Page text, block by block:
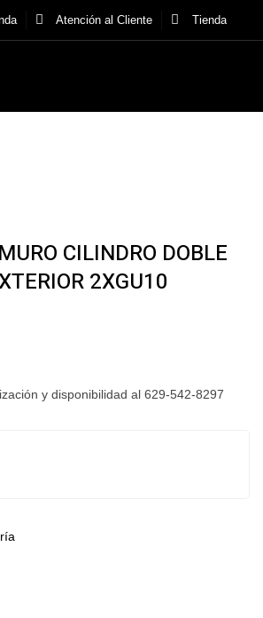
Atención al Cliente Tienda
CILINDRO DOBLE
2XGU10
y disponibilidad al 629-542-8297